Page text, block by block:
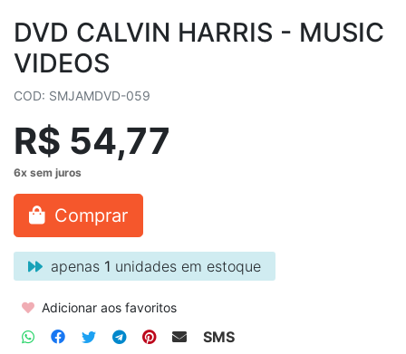
DVD CALVIN HARRIS - MUSIC
VIDEOS
COD: SMJAMDVD-059
R$ 54,77
Comprar
apenas 1 unidades em estoque
Adicionar aos favoritos
SMS